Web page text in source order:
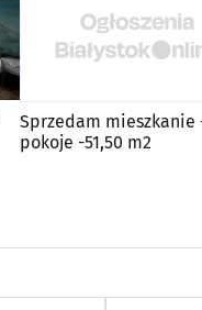
Sprzedam mieszkanie
pokoje -51,50 m2